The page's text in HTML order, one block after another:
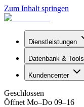
Zum Inhalt springen
Dienstleistungen
Datenbank & Tools
Kundencenter
Geschlossen
Öffnet Mo–Do 09–16